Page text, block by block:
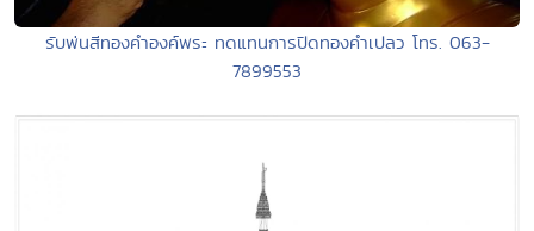
รับพ่นสีทองคำองค์พระ ทดแทนการปิดทองคำเปลว โทร. 063-
7899553